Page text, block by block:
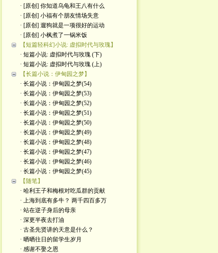
· [原创] 你知道乌龟和王八有什么
· [原创] 小福有个朋友情场失意
· [原创] 遛狗就是一项很好的运动
· [原创] 小枫煮了一锅米饭
【短篇轻科幻小说: 虚拟时代与玫瑰】
· 短篇小说: 虚拟时代与玫瑰 (下)
· 短篇小说: 虚拟时代与玫瑰 (上)
【长篇小说：伊甸园之梦】
· 长篇小说：伊甸园之梦(54)
· 长篇小说：伊甸园之梦(53)
· 长篇小说：伊甸园之梦(52)
· 长篇小说：伊甸园之梦(51)
· 长篇小说：伊甸园之梦(50)
· 长篇小说：伊甸园之梦(49)
· 长篇小说：伊甸园之梦(48)
· 长篇小说：伊甸园之梦(47)
· 长篇小说：伊甸园之梦(46)
· 长篇小说：伊甸园之梦(45)
【随笔】
· 哈利王子和梅根对吃瓜群的贡献
· 上海到底有多牛？ 两千四百多万
· 站在逆子身后的母亲
· 深更半夜去打油
· 古圣先贤讲的天意是什么？
· 晒晒往日的留学生岁月
· 感谢不娶之恩